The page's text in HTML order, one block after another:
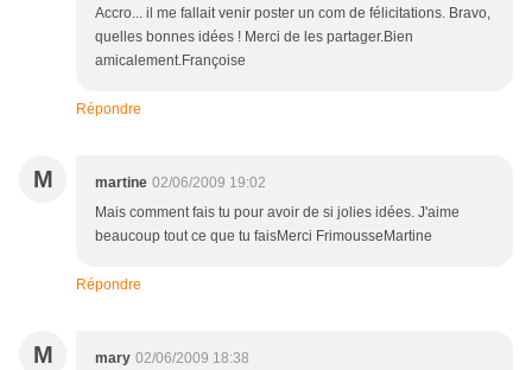
Accro... il me fallait venir poster un com de félicitations. Bravo,
quelles bonnes idées ! Merci de les partager.Bien
amicalement.Françoise
Répondre
M martine 02/06/2009 19:02
Mais comment fais tu pour avoir de si jolies idées. J'aime
beaucoup tout ce que tu faisMerci FrimousseMartine
Répondre
M mary 02/06/2009 18:38